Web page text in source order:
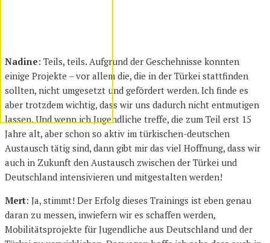
Nadine: Teils, teils. Aufgrund der Geschehnisse konnten
einige Projekte – vor allem die, die in der Türkei stattfinden
sollten, nicht umgesetzt und gefördert werden. Ich finde es
aber trotzdem wichtig, dass wir uns dadurch nicht entmutigen
lassen. Und wenn ich Jugendliche treffe, die zum Teil erst 15
Jahre alt, aber schon so aktiv im türkischen-deutschen
Austausch tätig sind, dann gibt mir das viel Hoffnung, dass wir
auch in Zukunft den Austausch zwischen der Türkei und
Deutschland intensivieren und mitgestalten werden!
Mert: Ja, stimmt! Der Erfolg dieses Trainings ist eben genau
daran zu messen, inwiefern wir es schaffen werden,
Mobilitätsprojekte für Jugendliche aus Deutschland und der